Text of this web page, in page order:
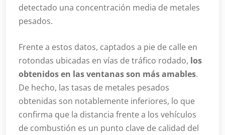
detectado una concentración media de metales
pesados.
Frente a estos datos, captados a pie de calle en
rotondas ubicadas en vías de tráfico rodado, los
obtenidos en las ventanas son más amables.
De hecho, las tasas de metales pesados
obtenidas son notablemente inferiores, lo que
confirma que la distancia frente a los vehículos
de combustión es un punto clave de calidad del